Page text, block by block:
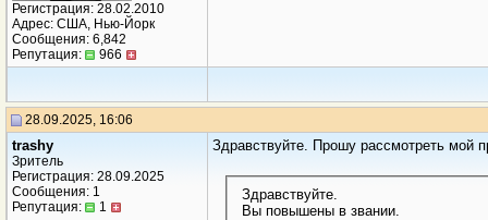
Регистрация: 28.02.2010
Адрес: США, Нью-Йорк
Сообщения: 6,842
Репутация:
966
28.09.2025, 16:06
trashy
Зритель
Регистрация: 28.09.2025
Сообщения: 1
Репутация:
1
Здравствуйте. Прошу рассмотреть мой
Здравствуйте.
Вы повышены в звании.